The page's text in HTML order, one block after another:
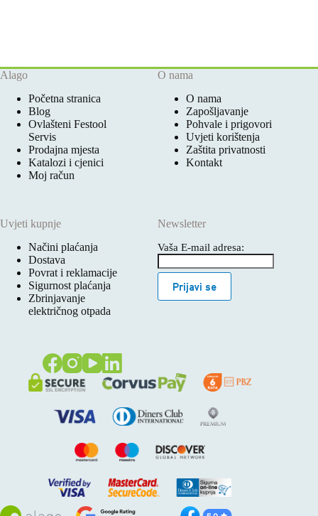
Alago
Početna stranica
Blog
Ovlašteni Festool
Servis
Prodajna mjesta
Katalozi i cjenici
Moj račun
O nama
O nama
Zapošljavanje
Pohvale i prigovori
Uvjeti korištenja
Zaštita privatnosti
Kontakt
Uvjeti kupnje
Načini plaćanja
Dostava
Povrat i reklamacije
Sigurnost plaćanja
Zbrinjavanje
električnog otpada
Newsletter
Vaša E-mail adresa:
Prijavi se